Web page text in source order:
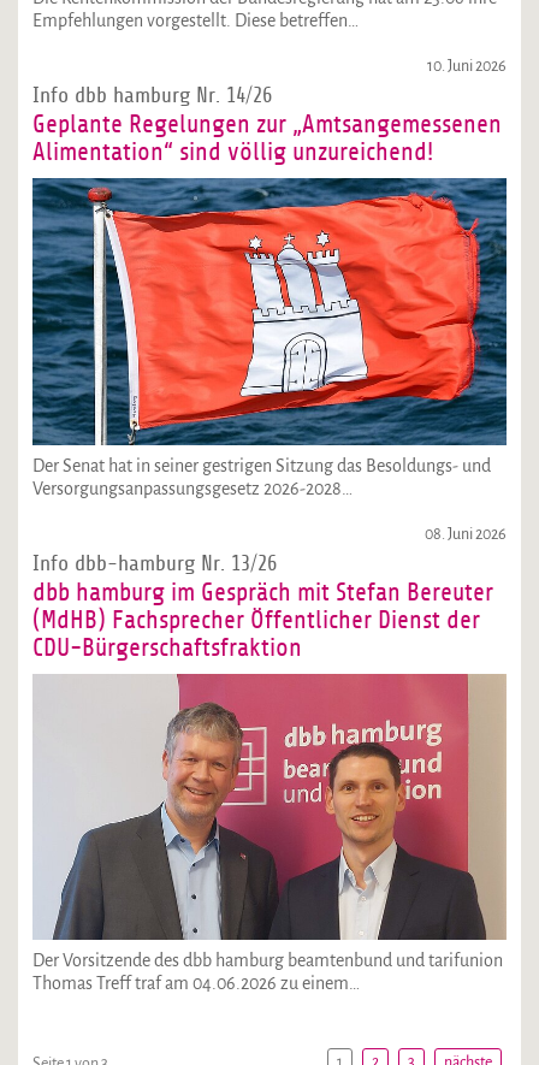
Empfehlungen vorgestellt. Diese betreffen…
10. Juni 2026
Info dbb hamburg Nr. 14/26
Geplante Regelungen zur „Amtsangemessenen
Alimentation“ sind völlig unzureichend!
Der Senat hat in seiner gestrigen Sitzung das Besoldungs- und
Versorgungsanpassungsgesetz 2026-2028…
08. Juni 2026
Info dbb-hamburg Nr. 13/26
dbb hamburg im Gespräch mit Stefan Bereuter
(MdHB) Fachsprecher Öffentlicher Dienst der
CDU-Bürgerschaftsfraktion
Der Vorsitzende des dbb hamburg beamtenbund und tarifunion
Thomas Treff traf am 04.06.2026 zu einem…